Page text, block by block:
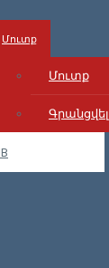
Մուտք
Մուտք
Գրանցվել